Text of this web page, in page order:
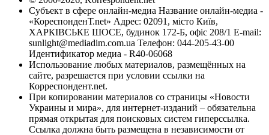
Субъект в сфере онлайн-медиа Название онлайн-медиа -
«КореспонденТ.net» Адрес: 02091, місто Київ,
ХАРКІВСЬКЕ ШОСЕ, будинок 172-Б, офіс 208/1 E-mail:
sunlight@mediadim.com.ua Телефон: 044-205-43-00
Идентификатор медиа - R40-06068
Использование любых материалов, размещённых на
сайте, разрешается при условии ссылки на
Корреспондент.net.
При копировании материалов со страницы «Новости
Украины и мира», для интернет-изданий – обязательна
прямая открытая для поисковых систем гиперссылка.
Ссылка должна быть размещена в независимости от